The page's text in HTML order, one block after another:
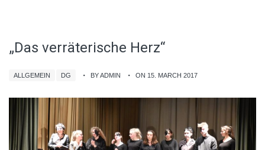
„Das verräterische Herz“
ALLGEMEIN DG BY ADMIN ON 15. MARCH 2017